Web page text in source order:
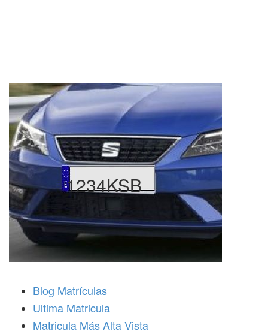
1234KSB
Blog Matrículas
Ultima Matricula
Matricula Más Alta Vista